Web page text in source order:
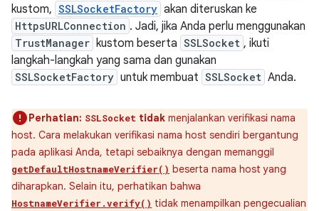
kustom, SSLSocketFactory akan diteruskan ke
HttpsURLConnection . Jadi, jika Anda perlu menggunakan
TrustManager kustom beserta SSLSocket , ikuti
langkah-langkah yang sama dan gunakan
SSLSocketFactory untuk membuat SSLSocket Anda.
Perhatian: SSLSocket tidak menjalankan verifikasi nama
host. Cara melakukan verifikasi nama host sendiri bergantung
pada aplikasi Anda, tetapi sebaiknya dengan memanggil
getDefaultHostnameVerifier() beserta nama host yang
diharapkan. Selain itu, perhatikan bahwa
HostnameVerifier.verify() tidak menampilkan pengecualian